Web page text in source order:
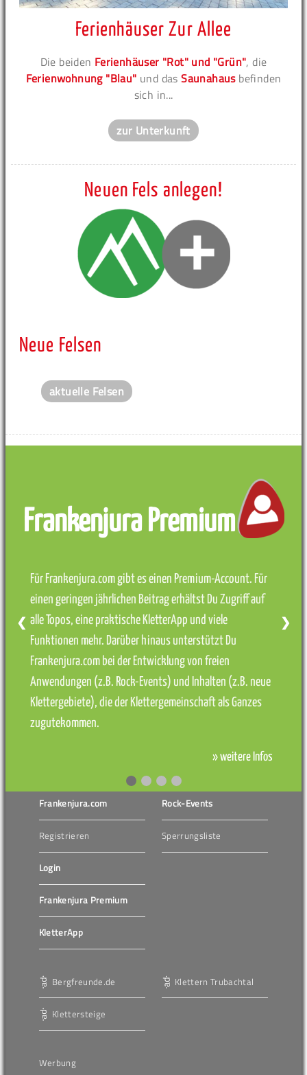
Ferienhäuser Zur Allee
Die beiden Ferienhäuser "Rot" und "Grün", die
Ferienwohnung "Blau" und dasSaunahausbefinden
sich in...
zur Unterkunft
Neuen Fels anlegen!
Neue Felsen
aktuelle Felsen
Frankenjura Premium
Für Frankenjura.com gibt es einen Premium-Account. Für
einen geringen jährlichen Beitrag erhältst Du Zugriff auf
alle Topos, eine praktische KletterApp und viele
Funktionen mehr. Darüber hinaus unterstützt Du
Frankenjura.com bei der Entwicklung von freien
Anwendungen (z.B. Rock-Events) und Inhalten (z.B. neue
Klettergebiete), die der Klettergemeinschaft als Ganzes
zugutekommen.
» weitere Infos
❮ ❯
Frankenjura.com
Registrieren
Login
Frankenjura Premium
KletterApp
Rock-Events
Sperrungsliste
Bergfreunde.de
Klettersteige
Klettern Trubachtal
Werbung